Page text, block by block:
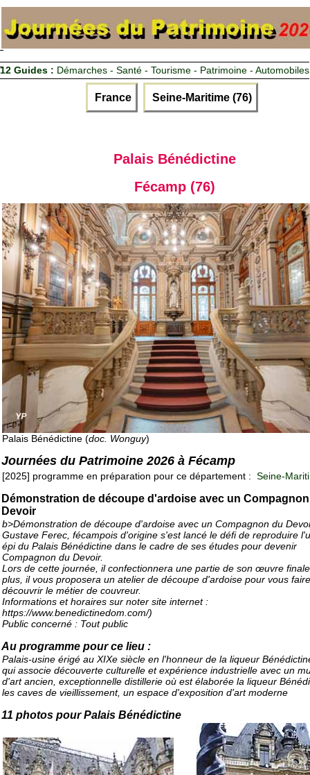
12 Guides : Démarches - Santé - Tourisme - Patrimoine - Automobiles
France Seine-Maritime (76)
Palais Bénédictine
Fécamp (76)
Palais Bénédictine (doc. Wonguy)
Journées du Patrimoine 2026 à Fécamp
[2025] programme en préparation pour ce département : Seine-
Démonstration de découpe d'ardoise avec un
Devoir
b>Démonstration de découpe d'ardoise avec un Compagnon du
Gustave Ferec, fécampois d'origine s'est lancé le défi de reproduire
épi du Palais Bénédictine dans le cadre de ses études pour devenir
Compagnon du Devoir.
Lors de cette journée, il confectionnera une partie de son œuvre
plus, il vous proposera un atelier de découpe d'ardoise pour vous faire
découvrir le métier de couvreur.
Informations et horaires sur noter site internet :
https://www.benedictinedom.com/)
Public concerné : Tout public
Au programme pour ce lieu :
Palais-usine érigé au XIXe siècle en l'honneur de la liqueur
qui associe découverte culturelle et expérience industrielle avec un
d'art ancien, exceptionnelle distillerie où est élaborée la liqueur
les caves de vieillissement, un espace d'exposition d'art moderne
11 photos pour Palais Bénédictine